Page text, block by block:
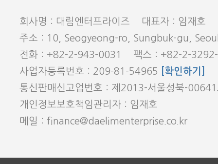
회사명 : 대림엔터프라이즈 대표자 : 임재호
주소 : 10, Seogyeong-ro, Sungbuk-gu,
전화 : +82-2-943-0031 팩스 : +82-2-
사업자등록번호 : 209-81-54965
[확인하기]
통신판매신고업번호 : 제2013-서울성북-
개인정보보호책임관리자 : 임재호
메일 : finance@daelimenterprise.co.kr